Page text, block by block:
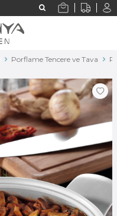
Porflame Tencere ve Tava